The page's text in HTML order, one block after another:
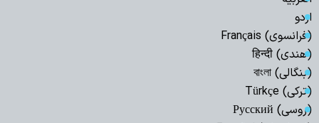
اردو
(فرانسوی) Français
(هندی) हिन्दी
(بنگالی) বাংলা
(ترکی) Türkçe
(روسی) Русский